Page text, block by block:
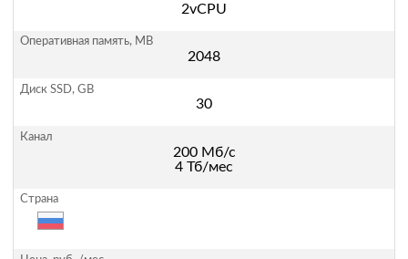
2vCPU
2048
30
200 Мб/с
4 Тб/мес